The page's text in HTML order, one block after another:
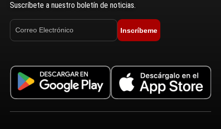
Suscríbete a nuestro boletín de noticias.
Inscríbeme